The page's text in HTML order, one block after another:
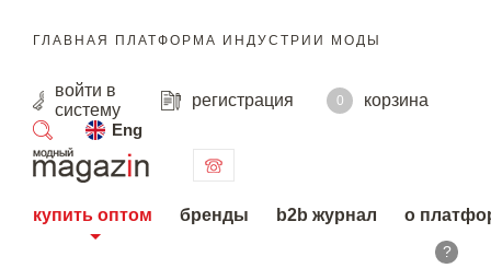
ГЛАВНАЯ ПЛАТФОРМА ИНДУСТРИИ МОДЫ
войти в
систему
регистрация 0
корзина
Eng
поиск
купить оптом бренды b2b журнал о
?